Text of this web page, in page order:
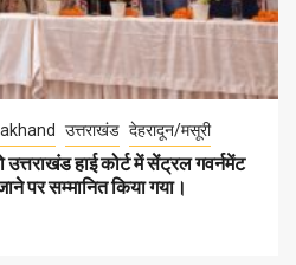
उत्तराखंड देहरादून/मसूरी
हाई कोर्ट में सेंट्रल गवर्नमेंट
पर सम्मानित किया गया।